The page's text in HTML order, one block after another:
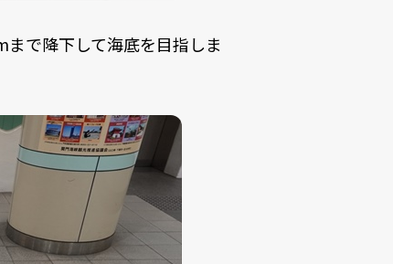
で降下して海底を目指しま